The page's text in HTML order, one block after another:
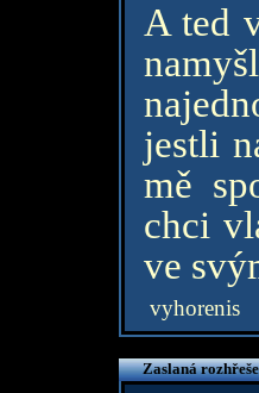
A ted
jestli
mě
chci
ve
vyhorenis
Zaslaná